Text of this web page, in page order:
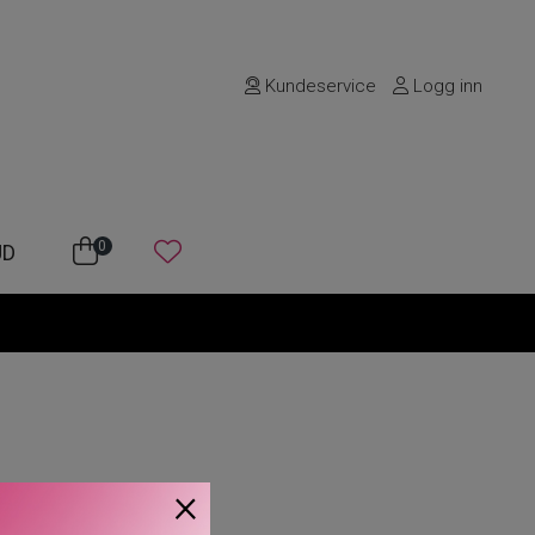
Kundeservice Logg inn
0
×